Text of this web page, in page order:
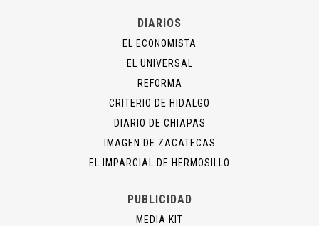
DIARIOS
EL ECONOMISTA
EL UNIVERSAL
REFORMA
CRITERIO DE HIDALGO
DIARIO DE CHIAPAS
IMAGEN DE ZACATECAS
EL IMPARCIAL DE HERMOSILLO
PUBLICIDAD
MEDIA KIT